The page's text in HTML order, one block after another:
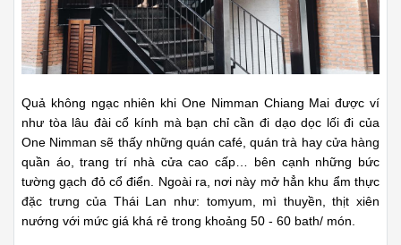
Quả không ngạc nhiên khi One Nimman Chiang Mai được ví
như tòa lâu đài cổ kính mà bạn chỉ cần đi dạo dọc lối đi của
One Nimman sẽ thấy những quán café, quán trà hay cửa hàng
quần áo, trang trí nhà cửa cao cấp… bên cạnh những bức
tường gạch đỏ cổ điển. Ngoài ra, nơi này mở hẳn khu ẩm thực
đặc trưng của Thái Lan như: tomyum, mì thuyền, thịt xiên
nướng với mức giá khá rẻ trong khoảng 50 - 60 bath/ món.